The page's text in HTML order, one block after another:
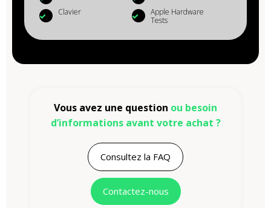
Clavier
Apple Hardware
Tests
Vous avez une question ou besoin
d’informations avant votre achat ?
Consultez la FAQ
Contactez-nous